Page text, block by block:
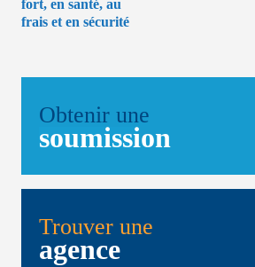
Obtenir une
soumission
Trouver une
agence